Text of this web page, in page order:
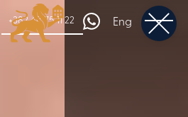
+382 68 75 11 22 Eng